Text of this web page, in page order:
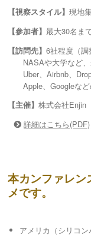
【視察スタイル】現地
【参加者】最大30名ま
【訪問先】6社程度（調
NASAや大学など
Uber、Airbnb、
Apple、Googleな
【主催】株式会社Enjin
詳細はこちら(PDF)
本カンファレン
メです。
アメリカ（シリコ